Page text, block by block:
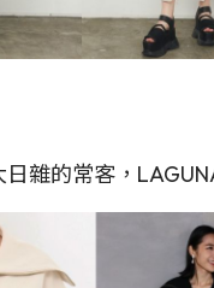
日雜的常客，